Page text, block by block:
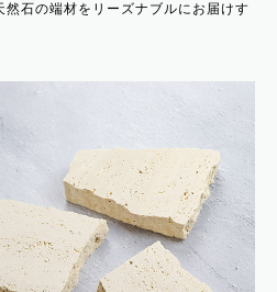
石の端材をリーズナブルにお届けす